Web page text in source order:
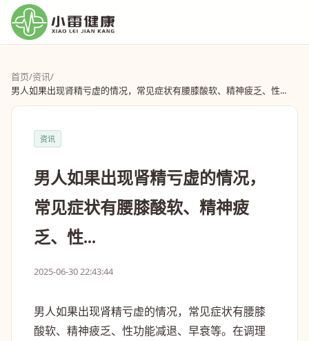
首页/资讯/
男人如果出现肾精亏虚的情况，常见症状有腰膝酸软、精神疲乏、性...
资讯
男人如果出现肾精亏虚的情况，
常见症状有腰膝酸软、精神疲
乏、性...
2025-06-30 22:43:44
男人如果出现肾精亏虚的情况，常见症状有腰膝
酸软、精神疲乏、性功能减退、早衰等。在调理